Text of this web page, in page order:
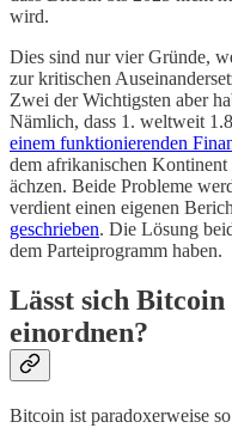
wird.
Dies sind nur vier Gründe,
zur kritischen
Zwei der Wichtigsten aber
Nämlich, dass 1. weltweit
einem funktionierenden
dem afrikanischen
ächzen. Beide Probleme
verdient einen eigenen
geschrieben. Die Lösung
dem Parteiprogramm haben.
Lässt sich
einordnen?
Bitcoin ist paradoxerweise